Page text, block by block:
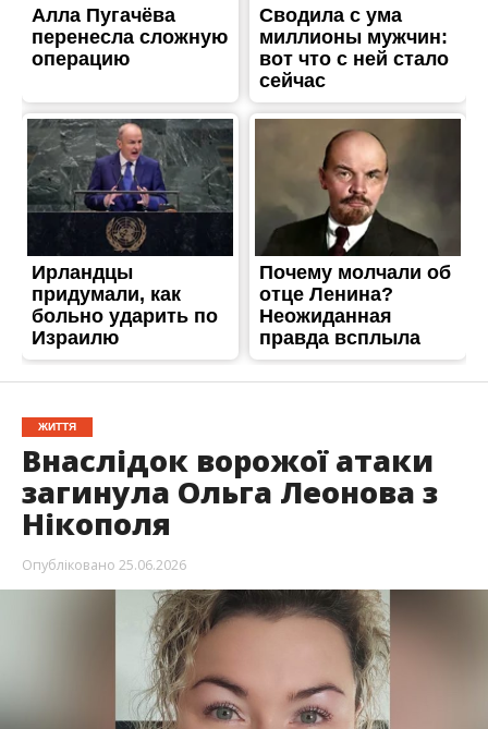
ЖИТТЯ
Внаслідок ворожої атаки
загинула Ольга Леонова з
Нікополя
Опубліковано25.06.2026
23 червня 2026 рокуросійська атака забрала
життя трьох людей. Внаслідок обстрілу
загинула мешканка Нікополя Ольга
Анатоліївна Леонова. Жінці було 44 роки.
Про це повідомляє Інформатор із посиланням на